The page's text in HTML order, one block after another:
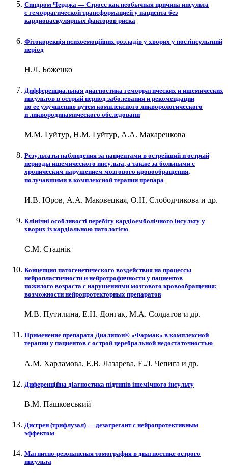
Синдром Черджа — Стросс как необычная причина инсульта
с геморрагической трансформацией у пациента без
кардиоваскулярных факторов риска
Фітокорекція психоемоційних розладів у хворих у постінсультний
період
Н.Л. Боженко
Дифференциальная диагностика геморрагических и ишемических
инсультов в острый период заболевания и рекомендации
по ее улучшению путем комплексного ликворологического
и ликвородинамического обследовани
М.М. Гуйтур, Н.М. Гуйтур, А.А. Макаренкова
Результаты наблюдения за пациентами в острейший и острый
периоды ишемического инсульта, а также за больными с
хроническим нарушением мозгового кровообращения,
получавшими в комплексной терапии препара
И.В. Юров, А.А. Маковецкая, О.Н. Слободчикова и др.
Клінічні особливості перебігу кардіоемболічного інсульту у
хворих із кардіальною патологією
С.М. Стаднік
Концепция патогенетического воздействия на процессы
нейропластичности и нейротрофичности у пациентов
пожилого возраста с нарушениями мозгового кровообращения:
возможности нейропротекторных препаратов
М.В. Путилина, Е.Н. Донгак, М.А. Солдатов и др.
Применение препарата Диалипон® «Фармак» в комплексной
терапии у пациентов с острой церебральной недостаточностью
А.М. Харламова, Е.В. Лазарева, Е.Л. Чепига и др.
Диференційна діагностика підтипів ішемічного інсульту
В.М. Пашковський
Дисгрен (трифлузал) — дезагрегант с нейропротективным
эффектом
Магнитно-резонансная томография в диагностике острого
инсульта